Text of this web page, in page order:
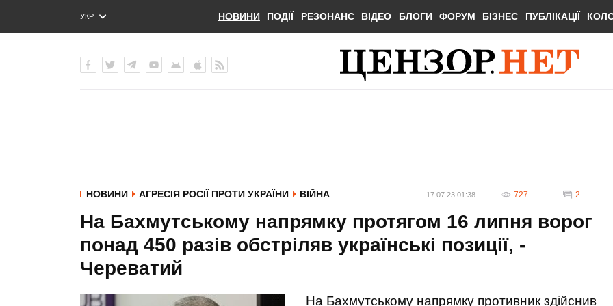
УКР
ENG
НОВИНИ ПОДІЇ РЕЗОНАНС ВІДЕО БЛОГИ ФОРУМ БІЗНЕС ПУБЛІКАЦІЇ
НОВИНИ АГРЕСІЯ РОСІЇ ПРОТИ УКРАЇНИ ВІЙНА 17.07.23 01:38 727 2
На Бахмутському напрямку протягом 16 липня ворог
понад 450 разів обстріляв українські позиції, -
Череватий
На Бахмутському напрямку противник здійснив